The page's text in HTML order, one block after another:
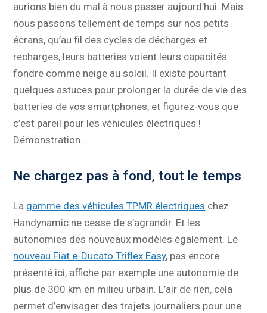
aurions bien du mal à nous passer aujourd’hui. Mais
nous passons tellement de temps sur nos petits
écrans, qu’au fil des cycles de décharges et
recharges, leurs batteries voient leurs capacités
fondre comme neige au soleil. Il existe pourtant
quelques astuces pour prolonger la durée de vie des
batteries de vos smartphones, et figurez-vous que
c’est pareil pour les véhicules électriques !
Démonstration…
Ne chargez pas à fond, tout le temps
La gamme des véhicules TPMR électriques chez
Handynamic ne cesse de s’agrandir. Et les
autonomies des nouveaux modèles également. Le
nouveau Fiat e-Ducato Triflex Easy, pas encore
présenté ici, affiche par exemple une autonomie de
plus de 300 km en milieu urbain. L’air de rien, cela
permet d’envisager des trajets journaliers pour une